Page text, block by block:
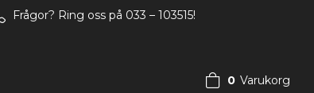
Frågor? Ring oss på 033 – 103515!
0 Varukorg